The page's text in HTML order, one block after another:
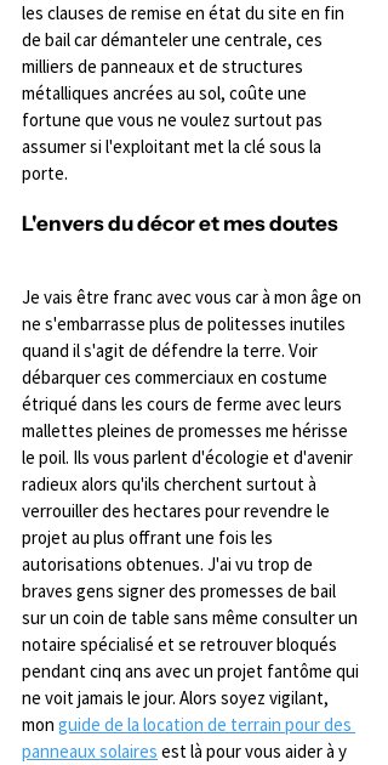
les clauses de remise en état du site en fin
de bail car démanteler une centrale, ces
milliers de panneaux et de structures
métalliques ancrées au sol, coûte une
fortune que vous ne voulez surtout pas
assumer si l'exploitant met la clé sous la
porte.
L'envers du décor et mes doutes
Je vais être franc avec vous car à mon âge on
ne s'embarrasse plus de politesses inutiles
quand il s'agit de défendre la terre. Voir
débarquer ces commerciaux en costume
étriqué dans les cours de ferme avec leurs
mallettes pleines de promesses me hérisse
le poil. Ils vous parlent d'écologie et d'avenir
radieux alors qu'ils cherchent surtout à
verrouiller des hectares pour revendre le
projet au plus offrant une fois les
autorisations obtenues. J'ai vu trop de
braves gens signer des promesses de bail
sur un coin de table sans même consulter un
notaire spécialisé et se retrouver bloqués
pendant cinq ans avec un projet fantôme qui
ne voit jamais le jour. Alors soyez vigilant,
mon guide de la location de terrain pour des
panneaux solaires est là pour vous aider à y